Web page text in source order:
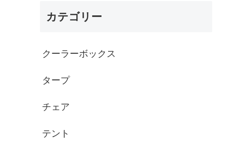
カテゴリー
クーラーボックス
タープ
チェア
テント